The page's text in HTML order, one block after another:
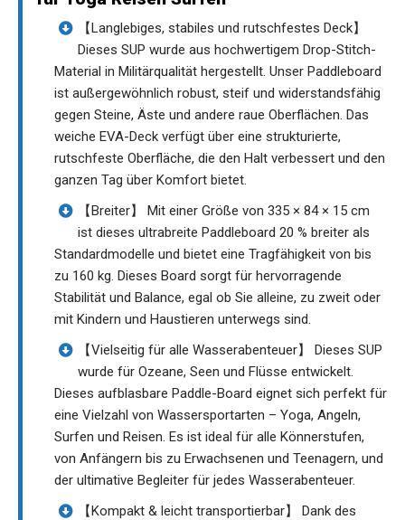
【Langlebiges, stabiles und rutschfestes Deck】
Dieses SUP wurde aus hochwertigem Drop-Stitch-
Material in Militärqualität hergestellt. Unser Paddleboard
ist außergewöhnlich robust, steif und widerstandsfähig
gegen Steine, Äste und andere raue Oberflächen. Das
weiche EVA-Deck verfügt über eine strukturierte,
rutschfeste Oberfläche, die den Halt verbessert und den
ganzen Tag über Komfort bietet.
【Breiter】 Mit einer Größe von 335 × 84 × 15 cm
ist dieses ultrabreite Paddleboard 20 % breiter als
Standardmodelle und bietet eine Tragfähigkeit von bis
zu 160 kg. Dieses Board sorgt für hervorragende
Stabilität und Balance, egal ob Sie alleine, zu zweit oder
mit Kindern und Haustieren unterwegs sind.
【Vielseitig für alle Wasserabenteuer】 Dieses SUP
wurde für Ozeane, Seen und Flüsse entwickelt.
Dieses aufblasbare Paddle-Board eignet sich perfekt für
eine Vielzahl von Wassersportarten – Yoga, Angeln,
Surfen und Reisen. Es ist ideal für alle Könnerstufen,
von Anfängern bis zu Erwachsenen und Teenagern, und
der ultimative Begleiter für jedes Wasserabenteuer.
【Kompakt & leicht transportierbar】 Dank des